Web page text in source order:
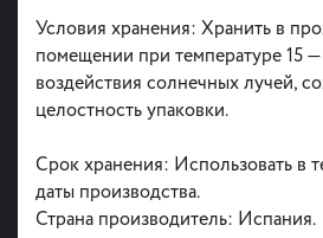
Условия хранения: Хранить в
помещении при температуре 15 —
воздействия солнечных лучей,
целостность упаковки.
Срок хранения: Использовать в
даты производства.
Страна производитель: Испания.